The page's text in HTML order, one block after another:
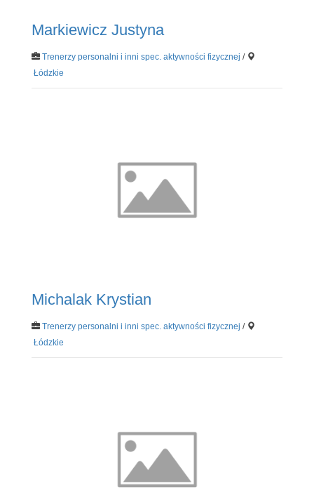
Markiewicz Justyna
Trenerzy personalni i inni spec. aktywności fizycznej /
Łódzkie
Michalak Krystian
Trenerzy personalni i inni spec. aktywności fizycznej /
Łódzkie